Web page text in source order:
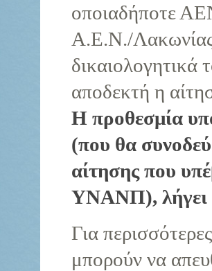
οποιαδήποτε
Α.Ε.Ν./
δικαιολογητικά
αποδεκτή η
Η προθεσμία
(που θα
αίτησης που
ΥΝΑΝΠ), λήγει
Για
μπορούν να